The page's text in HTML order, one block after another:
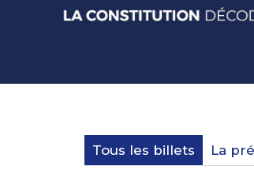
Tous les billets La